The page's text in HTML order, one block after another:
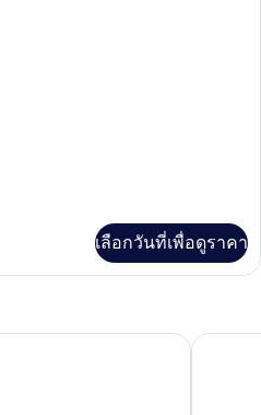
เลือกวันที่เพื่อดูราคา
แคปซูล